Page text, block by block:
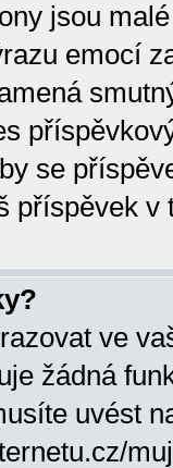
jsou
emocí
se
příspěvek v
ve
žádná
uvést